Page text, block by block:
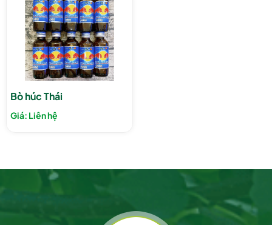
Bò húc Thái
Giá: Liên hệ